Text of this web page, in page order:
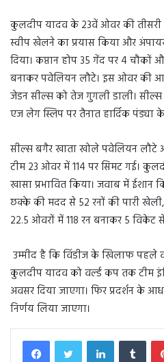
कुलदीप यादव के 23वें ओवर की तीसरी
स्वीप खेलने का प्रयास किया और
दिया। कप्तान होप 35 गेंद पर 4
बनाकर पवेलियन लौटे। इस ओवर की
जेडन सील्स को तेज गुगली डाली।
एज लेग स्लिप पर तैनात हार्दिक पंड्या
सील्स बगैर खाता खोले पवेलियन लौटे
टीम 23 ओवर में 114 पर सिमट गई।
खासा प्रभावित किया। जवाब में
छक्के की मदद से 52 रनों की पारी
22.5 ओवरों में 118 रन बनाकर 5 विकेट
उम्मीद है कि विंडीज के खिलाफ
कुलदीप यादव को वर्ल्ड कप तक टीम
अवसर दिया जाएगा। फिर प्रदर्शन के
निर्णय लिया जाएगा।
LinkedIn